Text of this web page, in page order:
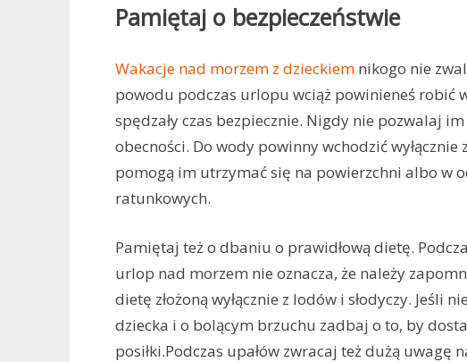
Pamiętaj o bezpieczeństwie
Wakacje nad morzem z dzieckiem nikogo nie
powodu podczas urlopu wciąż powinieneś robić
spędzały czas bezpiecznie. Nigdy nie pozwalaj
obecności. Do wody powinny wchodzić
pomogą im utrzymać się na powierzchni albo w
ratunkowych.
Pamiętaj też o dbaniu o prawidłową dietę.
urlop nad morzem nie oznacza, że należy
dietę złożoną wyłącznie z lodów i słodyczy. Jeśli
dziecka i o bolącym brzuchu zadbaj o to, by
posiłki.Podczas upałów zwracaj też dużą uwagę